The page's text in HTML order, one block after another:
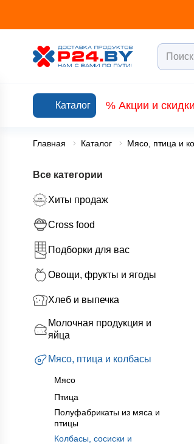
Каталог % Акции и скидки
Главная Каталог Мясо, птица и
Все категории
Хиты продаж
Cross food
Подборки для вас
Овощи, фрукты и ягоды
Хлеб и выпечка
Молочная продукция и
яйца
Мясо, птица и колбасы
Мясо
Птица
Полуфабрикаты из мяса и
птицы
Колбасы, сосиски и